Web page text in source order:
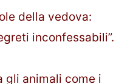
della vedova:
inconfessabili”.
gli animali come i